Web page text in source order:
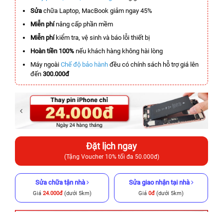
Sửa chữa Laptop, MacBook giảm ngay 45%
Miễn phínâng cấp phần mềm
Miễn phíkiểm tra, vệ sinh và báo lỗi thiết bị
Hoàn tiền 100% nếu khách hàng không hài lòng
Máy ngoài Chế độ bảo hành đều có chính sách hỗ trợ giá lên
đến 300.000đ
Đặt lịch ngay
(Tặng Voucher 10% tối đa 50.000đ)
Sửa chữa tận nhà
Giá 24.000đ(dưới 5km)
Sửa giao nhận tại nhà
Giá 0đ (dưới 5km)